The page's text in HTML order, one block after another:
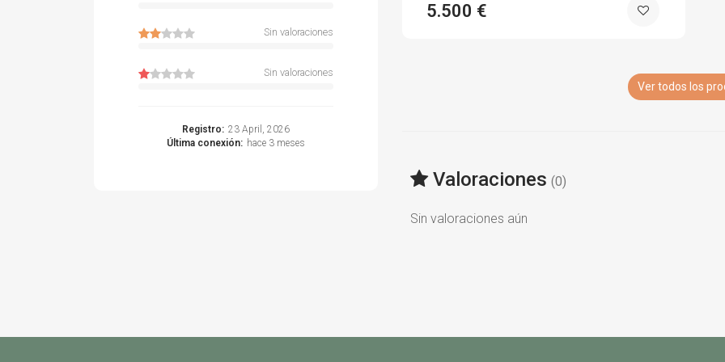
Sin valoraciones
Sin valoraciones
Registro: 23 April, 2026
Última conexión: hace 3 meses
5.500 €
Ver todos los
Valoraciones (0)
Sin valoraciones aún